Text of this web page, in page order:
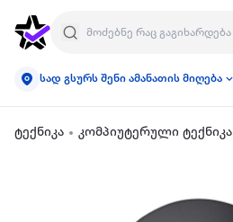
სად გსურს შენი ამანათის მიღება
ტექნიკა კომპიუტერული ტექნიკა